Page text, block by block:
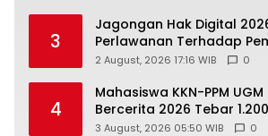
3
Jagongan Hak Digital
Perlawanan Terhadap
Media Digital
2 August, 2026 17:16 WIB 0
4
Mahasiswa KKN-PPM
Bercerita 2026 Tebar
di Sungai Air Layang
3 August, 2026 05:50 WIB 0